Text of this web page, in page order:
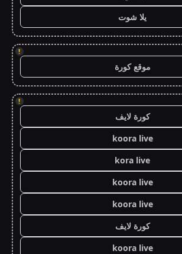
يلا شوت
!
موقع كورة
!
كورة لايف
koora live
kora live
koora live
koora live
كورة لايف
koora live